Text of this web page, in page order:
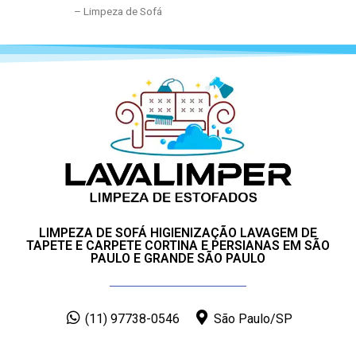
– Limpeza de Sofá
LIMPEZA DE SOFÁ HIGIENIZAÇÃO LAVAGEM DE
TAPETE E CARPETE CORTINA E PERSIANAS EM SÃO
PAULO E GRANDE SÃO PAULO
(11) 97738-0546 São Paulo/SP